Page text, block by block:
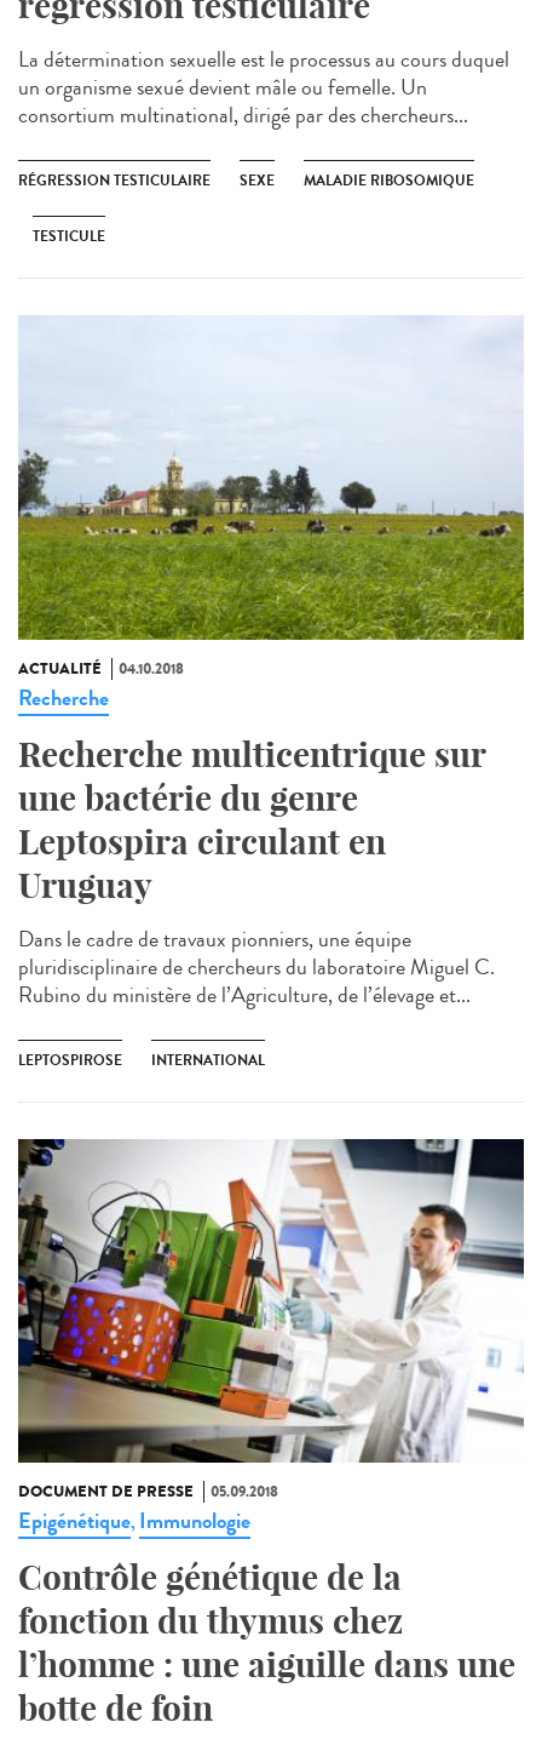
La détermination sexuelle est le processus au cours duquel
un organisme sexué devient mâle ou femelle. Un
consortium multinational, dirigé par des chercheurs...
RÉGRESSION TESTICULAIRE SEXE MALADIE RIBOSOMIQUE
TESTICULE
ACTUALITÉ 04.10.2018
Recherche
Recherche multicentrique sur
une bactérie du genre
Leptospira circulant en
Uruguay
Dans le cadre de travaux pionniers, une équipe
pluridisciplinaire de chercheurs du laboratoire Miguel C.
Rubino du ministère de l’Agriculture, de l’élevage et...
LEPTOSPIROSE INTERNATIONAL
DOCUMENT DE PRESSE 05.09.2018
Epigénétique, Immunologie
Contrôle génétique de la
fonction du thymus chez
l’homme : une aiguille dans une
botte de foin